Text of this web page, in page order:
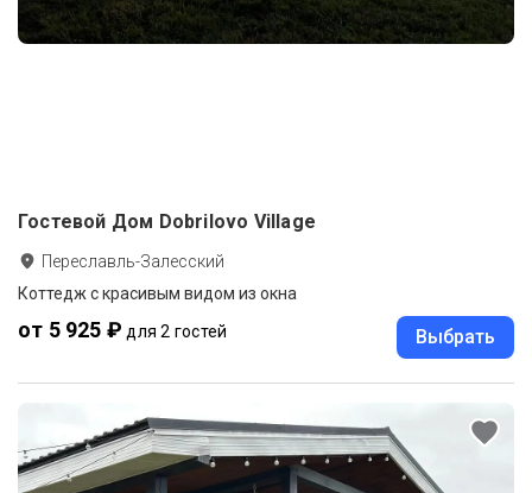
Гостевой Дом Dobrilovo Village
Переславль-Залесский
Коттедж с красивым видом из окна
от 5 925 ₽ для 2 гостей Выбрать